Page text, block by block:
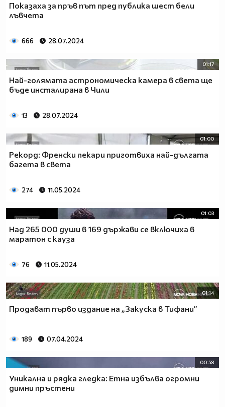
Показаха за пръв път пред публика шест бели
лъвчета
666 28.07.2024
01:17
Най-голямата астрономическа камера в света ще
бъде инсталирана в Чили
13 28.07.2024
01:00
Рекорд: Френски пекари приготвиха най-дългата
багета в света
274 11.05.2024
01:03
Над 265 000 души в 169 държави се включиха в
маратон с кауза
76 11.05.2024
01:14
Продават първо издание на „Закуска в Тифани”
189 07.04.2024
00:58
Уникална и рядка гледка: Етна избълва огромни
димни пръстени